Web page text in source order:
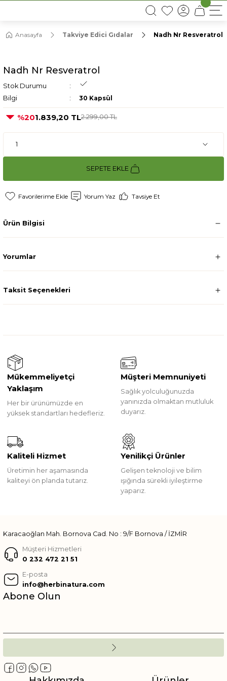
16:00’DAN ÖNCEKİ SİPARİŞLERDE AYNI GÜN KARGO
Anasayfa Takviye Edici Gıdalar Nadh Nr Resveratrol
Nadh Nr Resveratrol
Stok Durumu
Bilgi
30 Kapsül
%201.839,20 TL2.299,00 TL
SEPETE EKLE
Yorum Yaz Tavsiye Et
Ürün Bilgisi
Yorumlar
Taksit Seçenekleri
Mükemmeliyetçi
Yaklaşım
Her bir ürünümüzde en
yüksek standartları hedefleriz.
Müşteri Memnuniyeti
Sağlık yolculuğunuzda
yanınızda olmaktan mutluluk
duyarız.
Kaliteli Hizmet
Üretimin her aşamasında
kaliteyi ön planda tutarız.
Yenilikçi Ürünler
Gelişen teknoloji ve bilim
ışığında sürekli iyileştirme
yaparız.
Karacaoğlan Mah. Bornova Cad. No : 9/F Bornova / İZMİR
Müşteri Hizmetleri
0 232 472 21 51
E-posta
info@herbinatura.com
Abone Olun